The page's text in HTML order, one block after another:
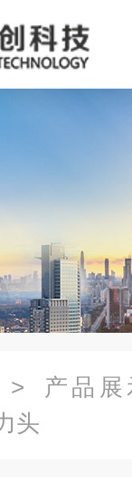
> 产品展
头